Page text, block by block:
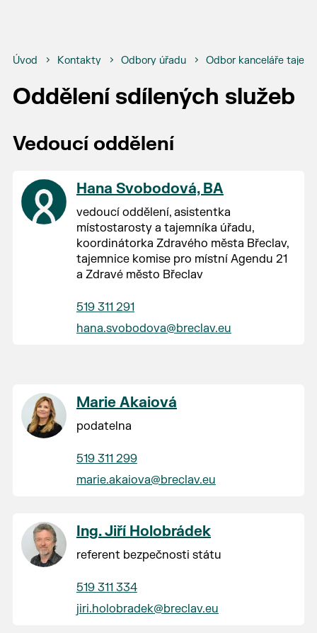
Úvod Kontakty Odbory úřadu Odbor kanceláře
Oddělení sdílených služeb
Vedoucí oddělení
Hana Svobodová, BA
vedoucí oddělení, asistentka
místostarosty a tajemníka úřadu,
koordinátorka Zdravého města Břeclav,
tajemnice komise pro místní Agendu 21
a Zdravé město Břeclav
519 311 291
hana.svobodova@breclav.eu
Marie Akaiová
podatelna
519 311 299
marie.akaiova@breclav.eu
Ing. Jiří Holobrádek
referent bezpečnosti státu
519 311 334
jiri.holobradek@breclav.eu